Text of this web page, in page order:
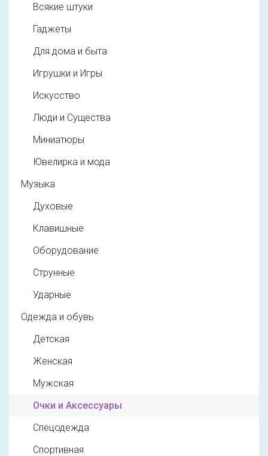
Всякие штуки
Гаджеты
Для дома и быта
Игрушки и Игры
Искусство
Люди и Существа
Миниатюры
Ювелирка и мода
Музыка
Духовые
Клавишные
Оборудование
Струнные
Ударные
Одежда и обувь
Детская
Женская
Мужская
Очки и Аксессуары
Спецодежда
Спортивная